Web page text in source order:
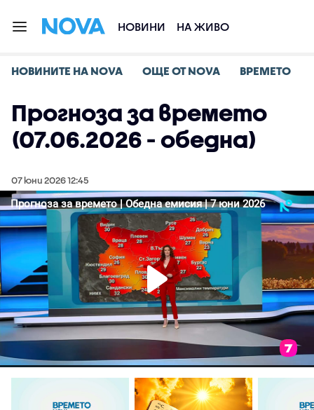
НОВИНИ НА ЖИВО
НОВИНИТЕ НА NOVA ОЩЕ ОТ NOVA ВРЕМЕТО
Прогноза за времето
(07.06.2026 - обедна)
07 юни 2026 12:45